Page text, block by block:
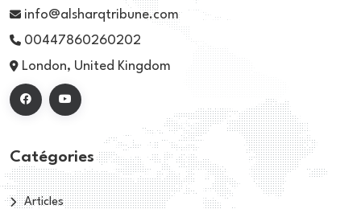
info@alsharqtribune.com
00447860260202
London, United Kingdom
Catégories
Articles